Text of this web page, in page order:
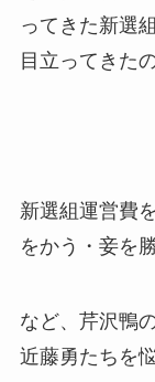
ってきた新選
目立ってきた
新選組運営費
をかう・妾を
など、芹沢鴨
近藤勇たちを